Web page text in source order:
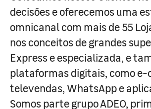
decisões e oferecemos uma
omnicanal com mais de 55
nos conceitos de grandes
Express e especializada, e
plataformas digitais, como e-
televendas, WhatsApp e
Somos parte grupo ADEO,